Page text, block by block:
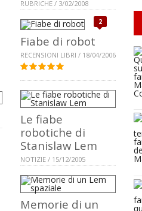
RUBRICHE / 3/02/2008
2
Fiabe di robot
RECENSIONI LIBRI / 18/04/2006
Le fiabe
robotiche di
Stanislaw Lem
NOTIZIE / 15/12/2005
Memorie di un